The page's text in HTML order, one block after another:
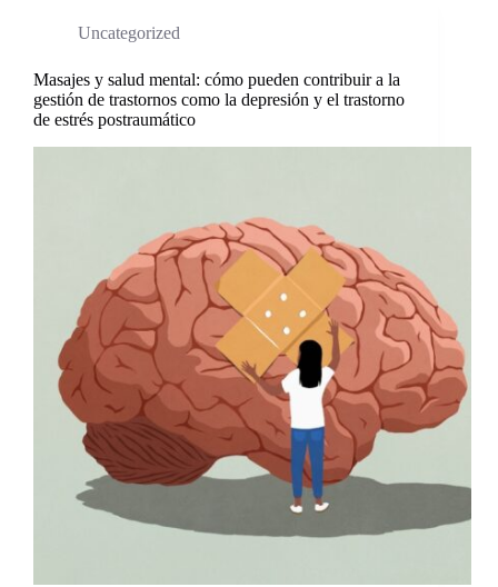
Uncategorized
Masajes y salud mental: cómo pueden contribuir a la
gestión de trastornos como la depresión y el trastorno
de estrés postraumático